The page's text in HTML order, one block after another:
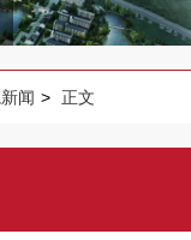
闻 > 正文